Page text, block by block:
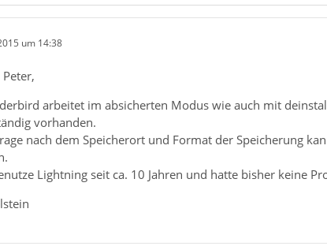
um 14:38
arbeitet im absicherten Modus wie auch mit
vorhanden.
nach dem Speicherort und Format der Speicherung
Lightning seit ca. 10 Jahren und hatte bisher keine